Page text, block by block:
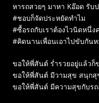
หารถสวยๆ มาหา Kอ๊อด รั
#ชอบก็จัดประหยัดทำไม
#ซื้อรถกับเราต้องไวนิดหนึ่ง
#คิดนานเพื่อนเอาไปขับกัน
ขอให้พี่สันต์ ร่ำรวยอยู่แล้วก็
ขอให้พี่สันต์ มีวามสุข สนุกสุ
ขอให้พี่สันต์ มีความสุขกับร